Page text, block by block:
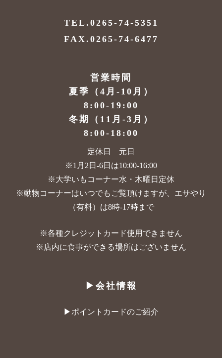
TEL.0265-74-5351
FAX.0265-74-6477
営業時間
夏季（4月-10月）
8:00-19:00
冬期（11月-3月）
8:00-18:00
定休日 元日
※1月2日-6日は10:00-16:00
※大学いもコーナー水・木曜日定休
※動物コーナーはいつでもご覧頂けますが、 エサやり
（有料）は8時-17時まで
※各種クレジットカード使用できません
※店内に食事ができる場所はございません
▶︎会社情報
▶︎ポイントカードのご紹介